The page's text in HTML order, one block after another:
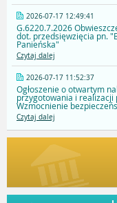
2026-07-17 12:49:41
G.6220.7.2026
dot. przedsięwzięcia pn.
Panieńska"
Czytaj dalej
2026-07-17 11:52:37
Ogłoszenie o otwartym
przygotowania i realizacji
Wzmocnienie
Czytaj dalej